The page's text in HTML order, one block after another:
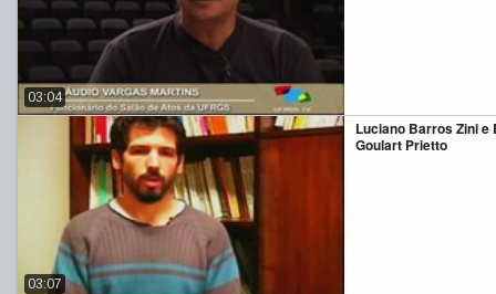
03:04
Luciano Barros Zini e
Goulart Prietto
03:07